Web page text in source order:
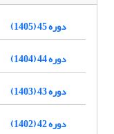
دوره 45 (1405)
دوره 44 (1404)
دوره 43 (1403)
دوره 42 (1402)